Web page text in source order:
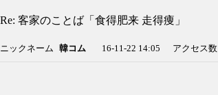
Re: 客家のことば「食得肥来 走得痩」
ニックネーム 韓コム 16-11-22 14:05 アクセス数